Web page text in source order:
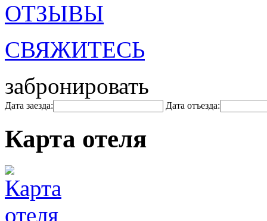
ОТЗЫВЫ
СВЯЖИТЕСЬ
забронировать
Дата заезда: Дата отъезда:
Карта отеля